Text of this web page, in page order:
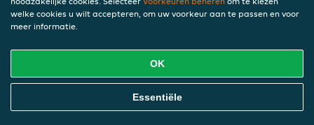
welke cookies u wilt accepteren, om uw voorkeur aan te passen en voor
meer informatie.
OK
Essentiële